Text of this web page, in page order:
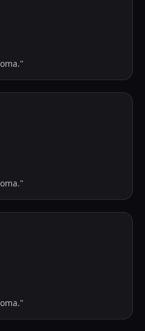
"
"
"